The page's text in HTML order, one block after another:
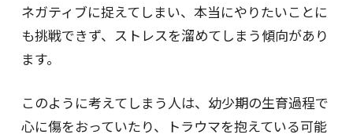
ネガティブに捉えてしまい、本当にやりたいことに
も挑戦できず、ストレスを溜めてしまう傾向があり
ます。
このように考えてしまう人は、幼少期の生育過程で
心に傷をおっていたり、トラウマを抱えている可能